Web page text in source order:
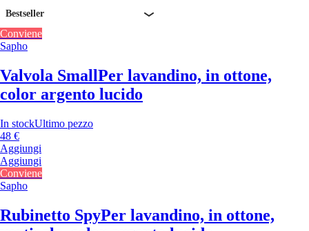
Bestseller
Conviene
Sapho
Valvola SmallPer lavandino, in ottone,
color argento lucido
In stockUltimo pezzo
48 €
Aggiungi
Aggiungi
Conviene
Sapho
Rubinetto SpyPer lavandino, in ottone,